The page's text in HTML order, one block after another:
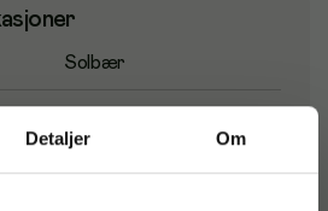
Detaljer Om
Solbær
Nei